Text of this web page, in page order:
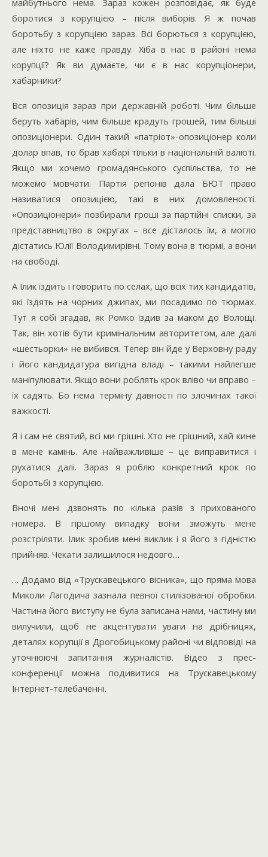
майбутнього нема. Зараз кожен розповідає, як буде
боротися з корупцією – після виборів. Я ж почав
боротьбу з корупцією зараз. Всі борються з корупцією,
але ніхто не каже правду. Хіба в нас в районі нема
корупції? Як ви думаєте, чи є в нас корупціонери,
хабарники?
Вся опозиція зараз при державній роботі. Чим більше
беруть хабарів, чим більше крадуть грошей, тим більші
опозиціонери. Один такий «патріот»-опозиціонер коли
долар впав, то брав хабарі тільки в національній валюті.
Якщо ми хочемо громадянського суспільства, то не
можемо мовчати. Партія регіонів дала БЮТ право
називатися опозицією, такі в них домовленості.
«Опозиціонери» позбирали гроші за партійні списки, за
представництво в округах – все дісталось їм, а могло
дістатись Юлії Володимирівні. Тому вона в тюрмі, а вони
на свободі.
А Ілик їздить і говорить по селах, що всіх тих кандидатів,
які їздять на чорних джипах, ми посадимо по тюрмах.
Тут я собі згадав, як Ромко їздив за маком до Волощі.
Так, він хотів бути кримінальним авторитетом, але далі
«шестьорки» не вибився. Тепер він йде у Верховну раду
і його кандидатура вигідна владі – такими найлегше
маніпулювати. Якщо вони роблять крок вліво чи вправо –
їх садять. Бо нема терміну давності по злочинах такої
важкості.
Я і сам не святий, всі ми грішні. Хто не грішний, хай кине
в мене камінь. Але найважливіше – це виправитися і
рухатися далі. Зараз я роблю конкретний крок по
боротьбі з корупцією.
Вночі мені дзвонять по кілька разів з прихованого
номера. В гіршому випадку вони зможуть мене
розстріляти. Ілик зробив мені виклик і я його з гідністю
прийняв. Чекати залишилося недовго…
… Додамо від «Трускавецького вісника», що пряма мова
Миколи Лагодича зазнала певної стилізованої обробки.
Частина його виступу не була записана нами, частину ми
вилучили, щоб не акцентувати уваги на дрібницях,
деталях корупції в Дрогобицькому районі чи відповіді на
уточнюючі запитання журналістів. Відео з прес-
конференції можна подивитися на Трускавецькому
Інтернет-телебаченні.